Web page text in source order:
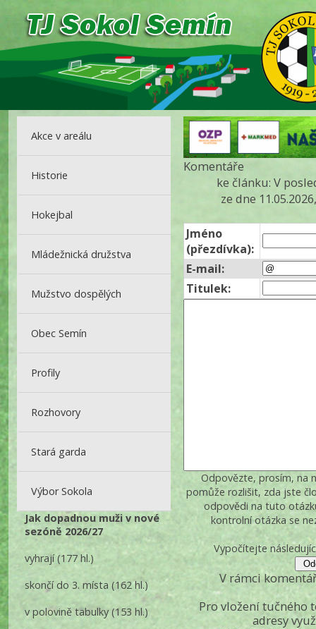
Akce v areálu
Historie
Hokejbal
Mládežnická družstva
Mužstvo dospělých
Obec Semín
Profily
Rozhovory
Stará garda
Výbor Sokola
Jak dopadnou muži v nové
sezóně 2026/27
vyhrají(177 hl.)
skončí do 3. místa (162 hl.)
v polovině tabulky(153 hl.)
Komentáře
ke článku: V
ze dne
Jméno
(přezdívka):
E-mail:
Titulek:
Odpovězte, prosím, na
pomůže rozlišit, zda jste
odpovědi na tuto
kontrolní otázka se
Vypočítejte
V rámci
Pro vložení tučného
adresy